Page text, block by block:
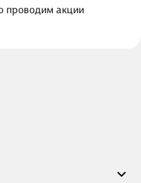
проводим акции